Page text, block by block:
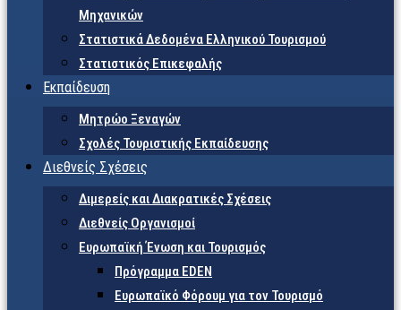
Μηχανικών
Στατιστικά Δεδομένα Ελληνικού Τουρισμού
Στατιστικός Επικεφαλής
Εκπαίδευση
Μητρώο Ξεναγών
Σχολές Τουριστικής Εκπαίδευσης
Διεθνείς Σχέσεις
Διμερείς και Διακρατικές Σχέσεις
Διεθνείς Οργανισμοί
Ευρωπαϊκή Ένωση και Τουρισμός
Πρόγραμμα EDEN
Ευρωπαϊκό Φόρουμ για τον Τουρισμό